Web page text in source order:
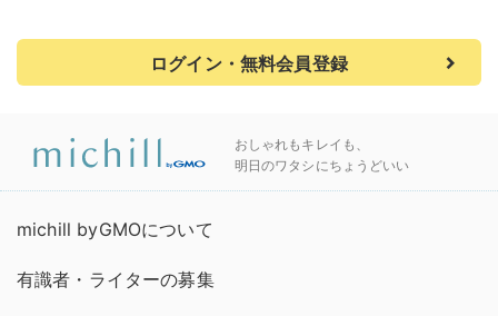
ログイン・無料会員登録
おしゃれもキレイも、
明日のワタシにちょうどいい
michill byGMOについて
有識者・ライターの募集